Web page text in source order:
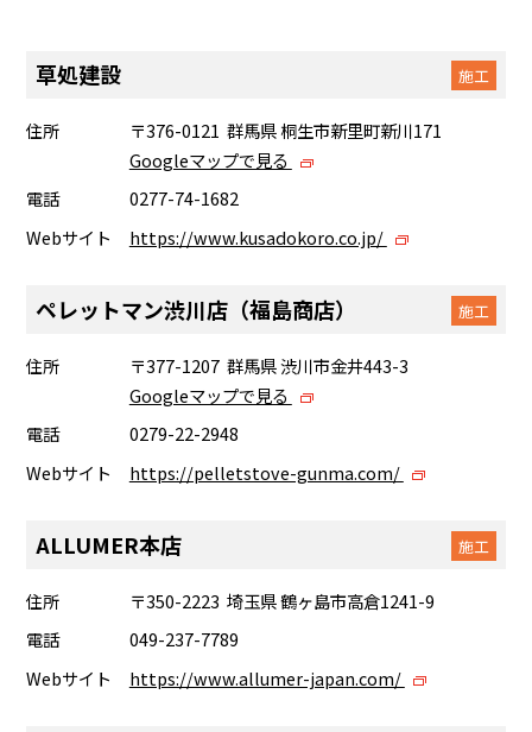
草処建設 施工
住所
〒376-0121 群馬県 桐生市新里町新川171
Googleマップで見る
電話
0277-74-1682
Webサイト
https://www.kusadokoro.co.jp/
ペレットマン渋川店（福島商店） 施工
住所
〒377-1207 群馬県 渋川市金井443-3
Googleマップで見る
電話
0279-22-2948
Webサイト
https://pelletstove-gunma.com/
ALLUMER本店 施工
住所
〒350-2223 埼玉県 鶴ヶ島市高倉1241-9
電話
049-237-7789
Webサイト
https://www.allumer-japan.com/